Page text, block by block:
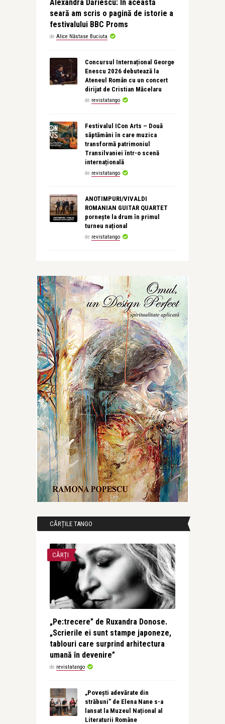
Alexandra Dăriescu: În această
seară am scris o pagină de istorie a
festivalului BBC Proms
de Alice Năstase Buciuta
Concursul Internațional George
Enescu 2026 debutează la
Ateneul Român cu un concert
dirijat de Cristian Măcelaru
de revistatango
Festivalul ICon Arts – Două
săptămâni în care muzica
transformă patrimoniul
Transilvaniei într-o scenă
internațională
de revistatango
ANOTIMPURI/VIVALDI
ROMANIAN GUITAR QUARTET
pornește la drum în primul
turneu național
de revistatango
CĂRȚILE TANGO
CĂRȚI
„Pe:trecere” de Ruxandra Donose.
„Scrierile ei sunt stampe japoneze,
tablouri care surprind arhitectura
umană în devenire”
de revistatango
„Povești adevărate din
străbuni” de Elena Nane s-a
lansat la Muzeul Național al
Literaturii Române